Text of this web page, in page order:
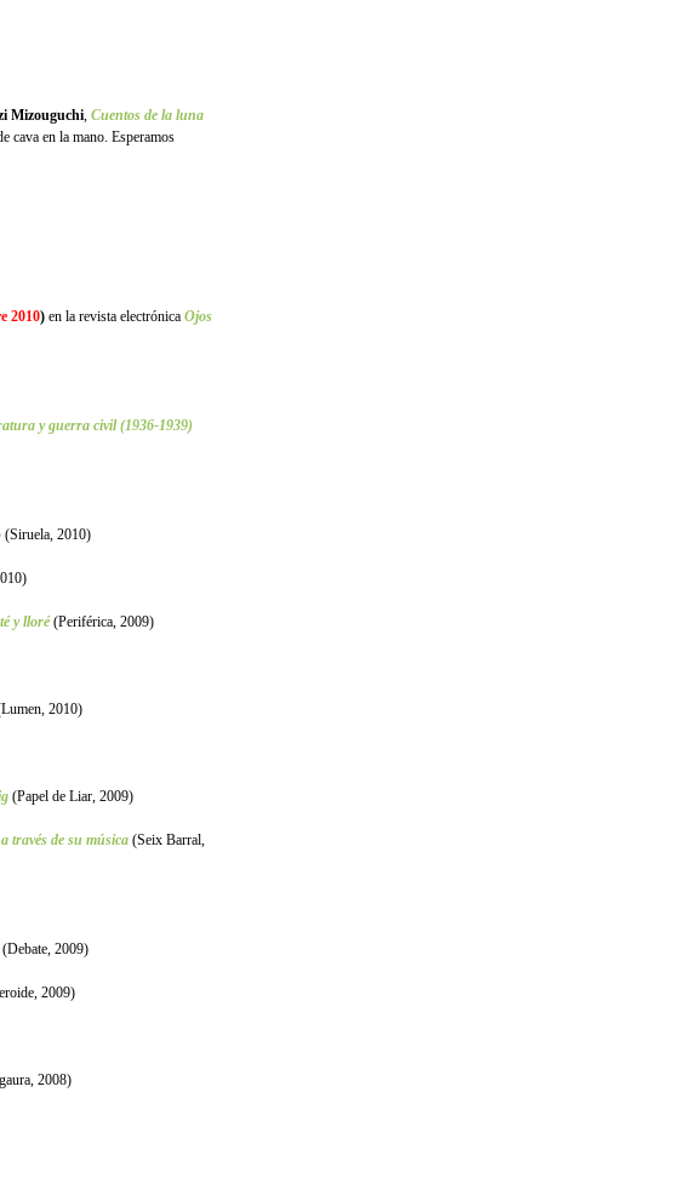
Mizouguchi, Cuentos de la luna
cava en la mano. Esperamos
2010) en la revista electrónica Ojos
y guerra civil (1936-1939)
(Siruela, 2010)
y lloré(Periférica, 2009)
2010)
(Papel de Liar, 2009)
través de su música (Seix Barral,
(Debate, 2009)
2009)
2008)